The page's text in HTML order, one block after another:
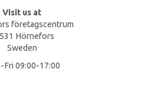
Visit us at
företagscentrum
Hörnefors
Sweden
Fri 09:00-17:00